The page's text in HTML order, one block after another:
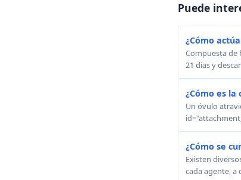
Puede
¿Cómo
Compuesta de
21 días y
¿Cómo es la
Un óvulo
¿Cómo se
Existen
cada agente, a